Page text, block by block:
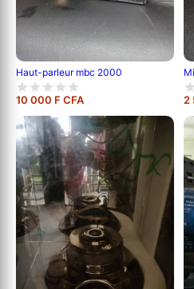
Haut-parleur mbc 2000
10 000 F CFA 2